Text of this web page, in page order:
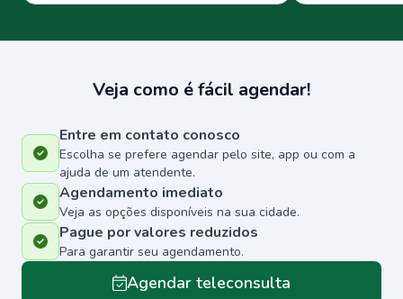
Veja como é fácil agendar!
Entre em contato conosco
Escolha se prefere agendar pelo site, app ou com a
ajuda de um atendente.
Agendamento imediato
Veja as opções disponíveis na sua cidade.
Pague por valores reduzidos
Para garantir seu agendamento.
Agendar teleconsulta